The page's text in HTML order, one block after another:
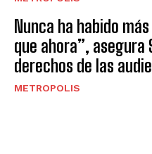
Nunca ha habido
que ahora”, asegura
derechos de las
METROPOLIS